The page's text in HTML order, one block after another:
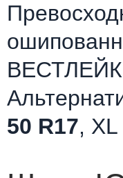
ВЕСТЛЕЙК
50 R17,